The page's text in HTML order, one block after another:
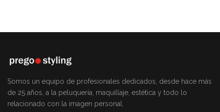
Somos un equipo de profesionales dedicados, desde hace más
de 25 años, a la peluquería, maquillaje, estética y todo lo
relacionado con la imagen personal.